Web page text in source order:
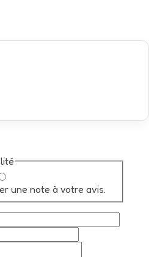
une note à votre avis.